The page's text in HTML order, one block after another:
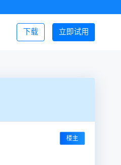
立即试用
下载 登录/注册
楼主